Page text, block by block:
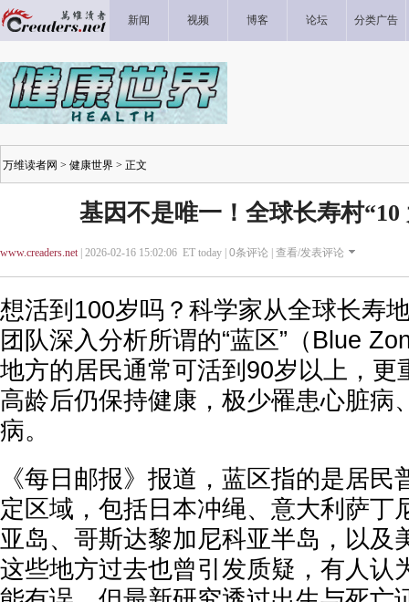
新闻 视频 博客 论坛 分类广告
万维读者网 > 健康世界 > 正文
基因不是唯一！全球长寿村“10
www.creaders.net| 2026-02-16 15:02:06 ET today | 0条评论 | 查看/发表评论
想活到100岁吗？科学家从全球长寿
团队深入分析所谓的“蓝区”（Blue
地方的居民通常可活到90岁以上，更
高龄后仍保持健康，极少罹患心脏病
病。
《每日邮报》报道，蓝区指的是居
定区域，包括日本冲绳、意大利萨丁
亚岛、哥斯达黎加尼科亚半岛，以及
这些地方过去也曾引发质疑，有人认